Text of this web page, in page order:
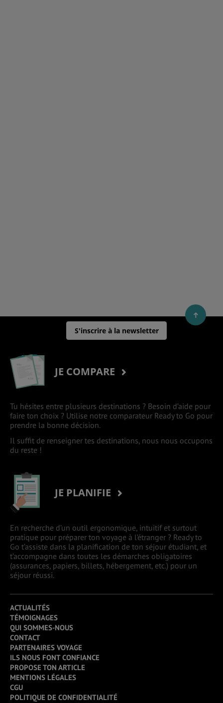
S'inscrire à la newsletter
JE COMPARE
Tu hésites entre plusieurs destinations ? Besoin d’aide pour
faire ton choix ? Utilise notre comparateur Ready to Go pour
prendre la bonne décision.
Il suffit de renseigner tes destinations, nous nous occupons
du reste !
JE PLANIFIE
En recherche d’un outil ergonomique, intuitif et surtout
pratique pour préparer ton voyage à l’étranger ? Ready to
Go t’assiste dans la planification de ton séjour étudiant, et
t’accompagne dans toutes les démarches obligatoires
(assurances, papiers, billets, hébergement, etc.) pour un
séjour réussi.
ACTUALITÉS
TÉMOIGNAGES
QUI SOMMES-NOUS
CONTACT
PARTENAIRES VOYAGE
ILS NOUS FONT CONFIANCE
PROPOSE TON ARTICLE
MENTIONS LÉGALES
CGU
POLITIQUE DE CONFIDENTIALITÉ